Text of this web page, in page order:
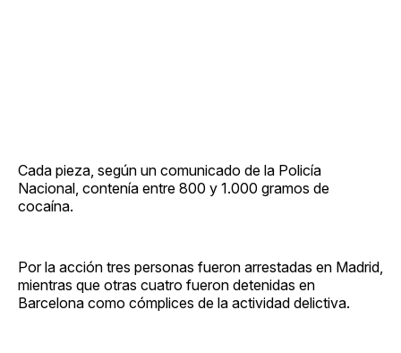
Cada pieza, según un comunicado de la Policía
Nacional, contenía entre 800 y 1.000 gramos de
cocaína.
Por la acción tres personas fueron arrestadas en Madrid,
mientras que otras cuatro fueron detenidas en
Barcelona como cómplices de la actividad delictiva.